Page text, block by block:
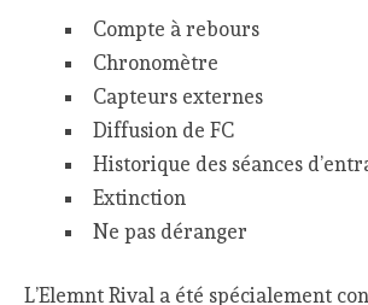
Compte à rebours
Chronomètre
Capteurs externes
Diffusion de FC
Historique des séances
Extinction
Ne pas déranger
L’Elemnt Rival a été spécialement